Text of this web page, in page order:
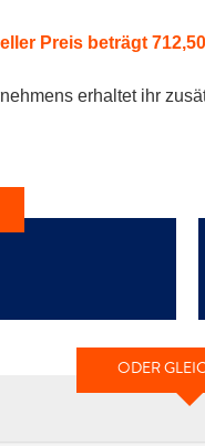
Preis beträgt
erhaltet ihr
ODER